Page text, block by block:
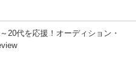
20代を応援！オーディション・